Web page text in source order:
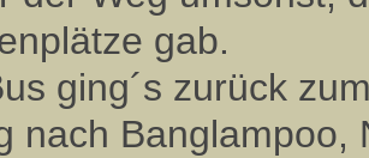
gab.
ging´s zurück
nach